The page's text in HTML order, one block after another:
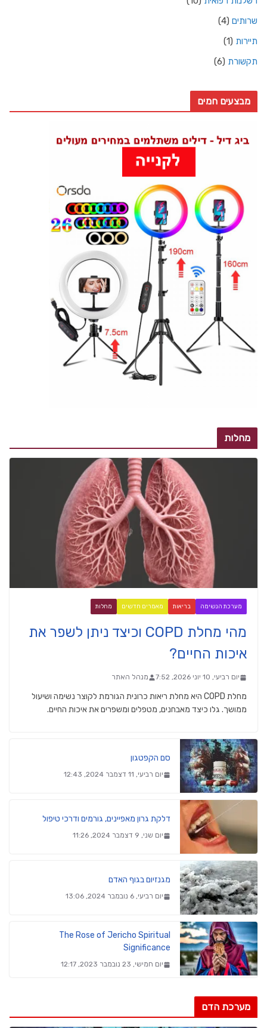
שרותים (4)
תיירות (1)
תקשורת (6)
מבצעים חמים
מחלות
מערכת הנשימה בריאות מאמרים חדשים מחלות
מהי מחלת COPD וכיצד ניתן לשפר את
איכות החיים?
יום רביעי, 10 יוני 2026, 7:52 מנהל האתר
מחלת COPD היא מחלת ריאות כרונית הגורמת לקוצר נשימה ושיעול
ממושך. גלו כיצד מאבחנים, מטפלים ומשפרים את איכות החיים.
סם הקפטגון
יום רביעי, 11 דצמבר 2024, 12:43
דלקת גרון מאפיינים, גורמים ודרכי טיפול
יום שני, 9 דצמבר 2024, 11:26
מגנזיום בגוף האדם
יום רביעי, 6 נובמבר 2024, 13:06
The Rose of Jericho Spiritual
Significance
יום חמישי, 23 נובמבר 2023, 12:17
מערכת הדם